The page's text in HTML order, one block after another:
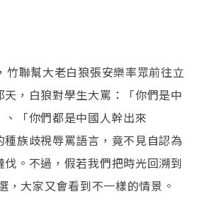
竹聯幫大老白狼張安樂率眾前往立
，白狼對學生大罵：「你們是中
「你們都是中國人幹出來
種族歧視辱罵語言，竟不見自認為
。不過，假若我們把時光回溯到
，大家又會看到不一樣的情景。